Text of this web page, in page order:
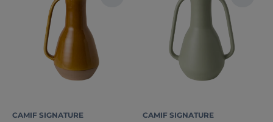
CAMIF SIGNATURE CAMIF SIGNATURE